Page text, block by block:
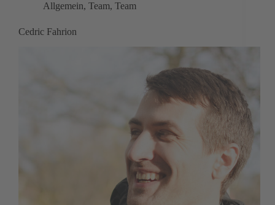
Allgemein, Team, Team
Cedric Fahrion